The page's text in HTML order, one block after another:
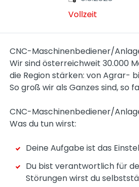
Vollzeit
CNC-Maschinenbediener/
Wir sind österreichweit 30.000
die Region stärken: von Agrar-
So groß wir als Ganzes sind, so
CNC-Maschinenbediener/
Was du tun wirst:
Deine Aufgabe ist das
Du bist verantwortlich für
Störungen wirst du